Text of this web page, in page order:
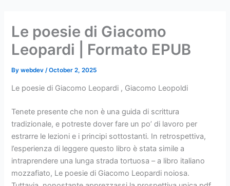
contentLe poesie di Giacomo
Leopardi | Formato EPUB
Bywebdev /October 2, 2025
Le poesie di Giacomo Leopardi , Giacomo Leopoldi
Tenete presente che non è una guida di scrittura
tradizionale, e potreste dover fare un po’ di lavoro per
estrarre le lezioni e i principi sottostanti. In retrospettiva,
l’esperienza di leggere questo libro è stata simile a
intraprendere una lunga strada tortuosa – a libro italiano
mozzafiato, Le poesie di Giacomo Leopardi noiosa.